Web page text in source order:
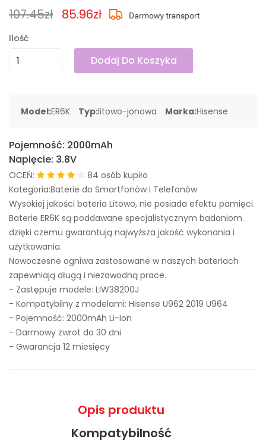
107.45zł 85.96zł
Ilość
Dodaj Do Koszyka
Model:ER6K Typ:litowo-jonowa Marka:Hisense
Pojemność: 2000mAh
Napięcie: 3.8V
OCEŃ:
84 osób kupiło
Kategoria:Baterie do Smartfonów i Telefonów
Wysokiej jakości bateria Litowo, nie posiada efektu pamięci.
Baterie ER6K są poddawane specjalistycznym badaniom
dzięki czemu gwarantują najwyższa jakość wykonania i
użytkowania.
Nowoczesne ogniwa zastosowane w naszych bateriach
zapewniają długą i niezawodną prace.
- Zastępuje modele: LIW38200J
- Kompatybilny z modelami: Hisense U962 2019 U964
- Pojemność: 2000mAh Li-Ion
- Darmowy zwrot do 30 dni
- Gwarancja 12 miesięcy
Opis produktu
Kompatybilność